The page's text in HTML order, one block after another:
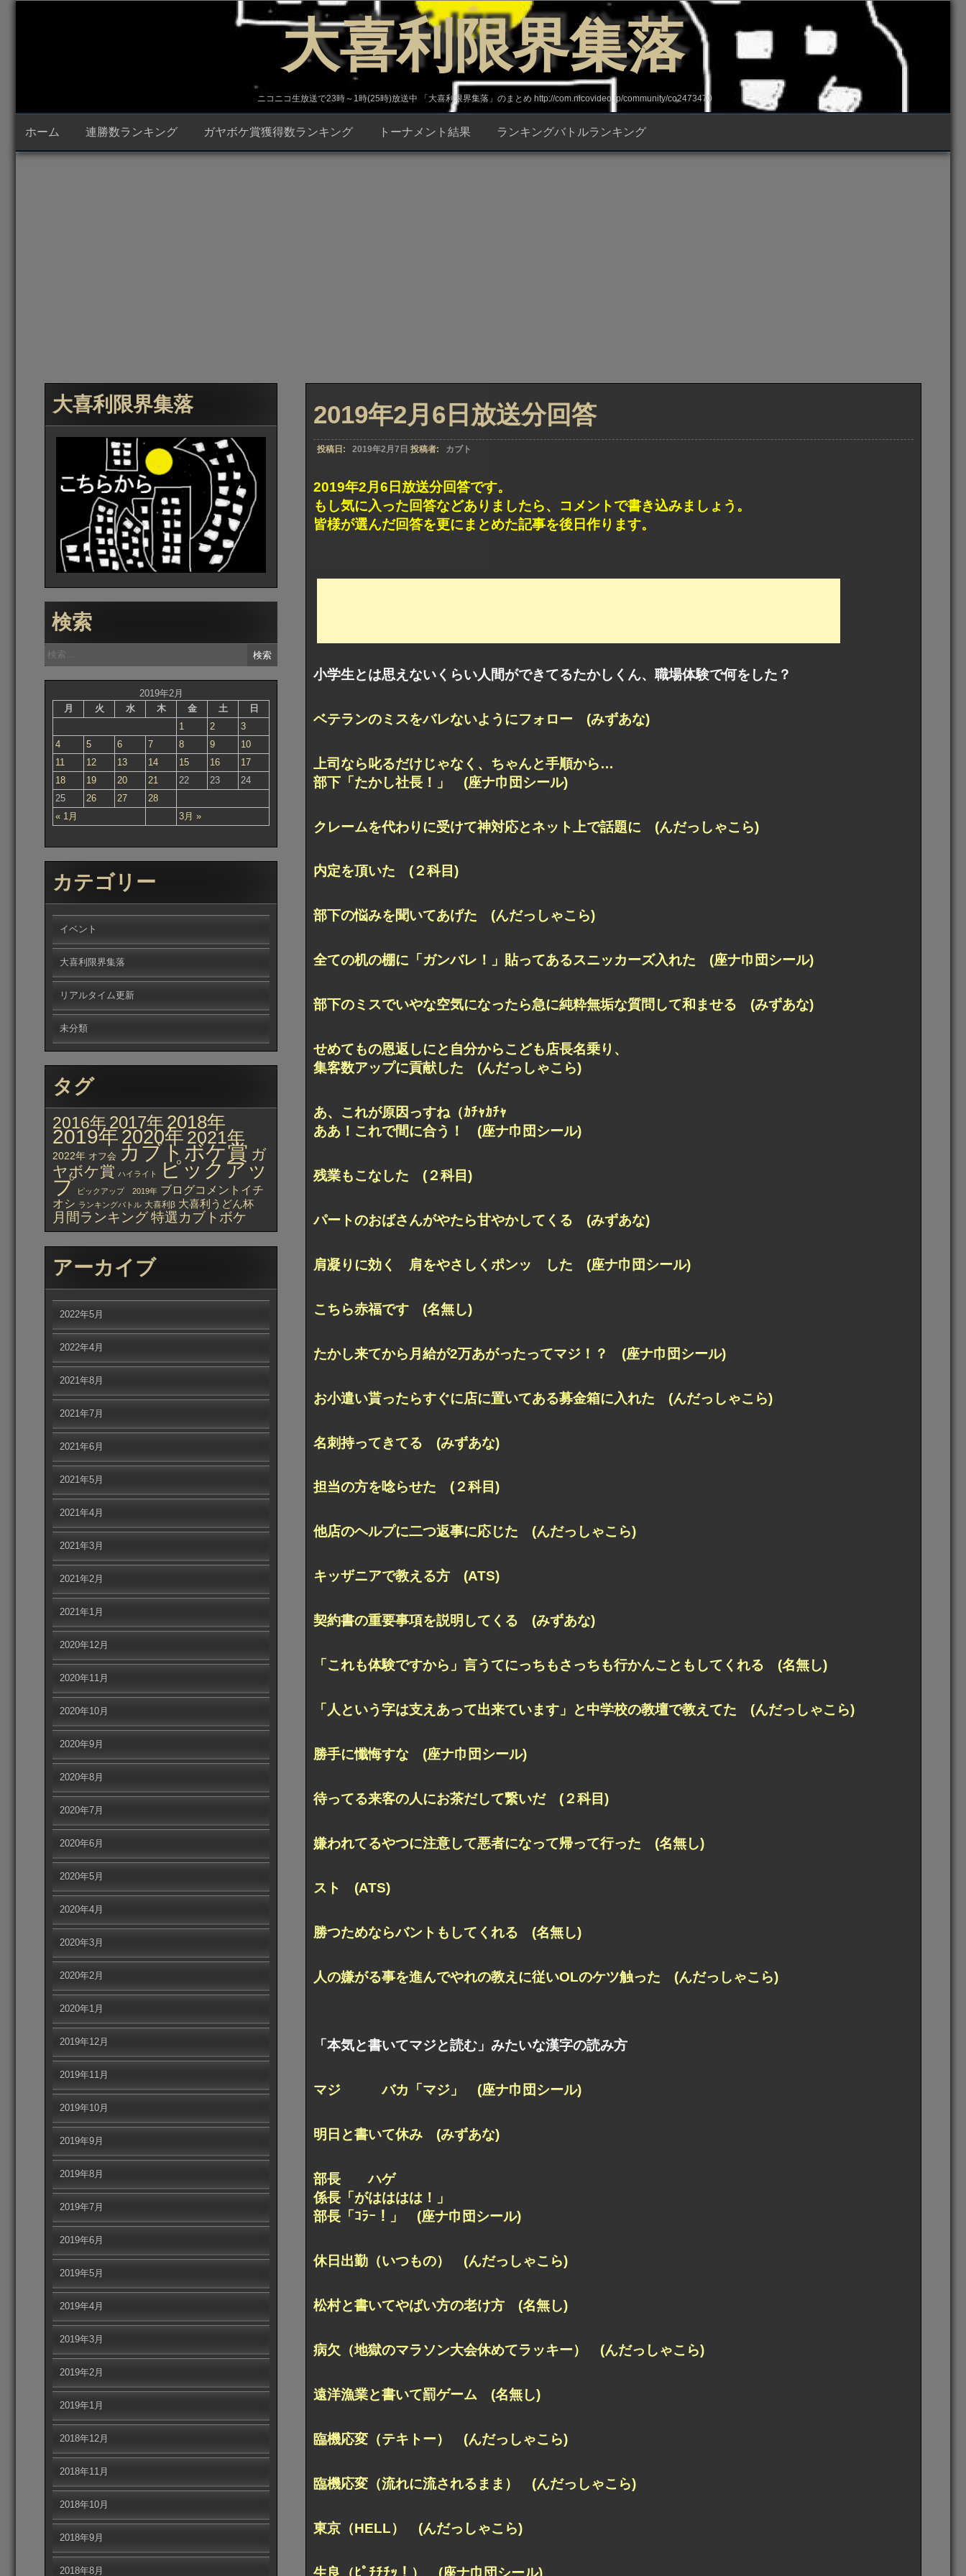
プ
大喜利限界集落
ニコニコ生放送で23時～1時(25時)放送中 「大喜利限界集落」のまとめ http://com.nicovideo.jp/community/co2473470
ホーム 連勝数ランキング ガヤボケ賞獲得数ランキング トーナメント結果 ランキングバトルランキング
2019年2月6日放送分回答
投稿日: 2019年2月7日 投稿者: カブト
2019年2月6日放送分回答です。
もし気に入った回答などありましたら、コメントで書き込みましょう。
皆様が選んだ回答を更にまとめた記事を後日作ります。
小学生とは思えないくらい人間ができてるたかしくん、職場体験で何をした？
ベテランのミスをバレないようにフォロー (みずあな)
上司なら叱るだけじゃなく、ちゃんと手順から…
部下「たかし社長！」 (座ナ巾団シール)
クレームを代わりに受けて神対応とネット上で話題に (んだっしゃこら)
内定を頂いた (２科目)
部下の悩みを聞いてあげた (んだっしゃこら)
全ての机の棚に「ガンバレ！」貼ってあるスニッカーズ入れた (座ナ巾団シール)
部下のミスでいやな空気になったら急に純粋無垢な質問して和ませる (みずあな)
せめてもの恩返しにと自分からこども店長名乗り、
集客数アップに貢献した (んだっしゃこら)
あ、これが原因っすね（ｶﾁｬｶﾁｬ
ああ！これで間に合う！ (座ナ巾団シール)
残業もこなした (２科目)
パートのおばさんがやたら甘やかしてくる (みずあな)
肩凝りに効く 肩をやさしくポンッ した (座ナ巾団シール)
こちら赤福です (名無し)
たかし来てから月給が2万あがったってマジ！？ (座ナ巾団シール)
お小遣い貰ったらすぐに店に置いてある募金箱に入れた (んだっしゃこら)
名刺持ってきてる (みずあな)
担当の方を唸らせた (２科目)
他店のヘルプに二つ返事に応じた (んだっしゃこら)
キッザニアで教える方 (ATS)
契約書の重要事項を説明してくる (みずあな)
「これも体験ですから」言うてにっちもさっちも行かんこともしてくれる (名無し)
「人という字は支えあって出来ています」と中学校の教壇で教えてた (んだっしゃこら)
勝手に懺悔すな (座ナ巾団シール)
待ってる来客の人にお茶だして繋いだ (２科目)
嫌われてるやつに注意して悪者になって帰って行った (名無し)
スト (ATS)
勝つためならバントもしてくれる (名無し)
人の嫌がる事を進んでやれの教えに従いOLのケツ触った (んだっしゃこら)
「本気と書いてマジと読む」みたいな漢字の読み方
マジ バカ「マジ」 (座ナ巾団シール)
明日と書いて休み (みずあな)
部長 ハゲ
係長「がはははは！」
部長「ｺﾗｰ！」 (座ナ巾団シール)
休日出勤（いつもの） (んだっしゃこら)
松村と書いてやばい方の老け方 (名無し)
病欠（地獄のマラソン大会休めてラッキー） (んだっしゃこら)
遠洋漁業と書いて罰ゲーム (名無し)
臨機応変（テキトー） (んだっしゃこら)
臨機応変（流れに流されるまま） (んだっしゃこら)
東京（HELL） (んだっしゃこら)
生良（ﾋﾟﾁﾁﾁｯ！） (座ナ巾団シール)
大喜利限界集落
検索
検
索:
2019年2月
月
火 水 木 金 土 日
« 1月 3月 »
1 2
3
4
5 6 7 8 9
10
11
12 13 14 15 16
17
18
19 20 21 22 23
24
25
26 27 28
カテゴリー
イベント
大喜利限界集落
リアルタイム更新
未分類
タグ
2016年 2017年 2018年
2019年2020年 2021年
2022年 オフ会 カブトボケ賞 ガ
ヤボケ賞 ハイライト ピックアッ
プ ピックアップ 2019年 ブログコメントイチ
オシ ランキングバトル 大喜利β 大喜利うどん杯
月間ランキング特選カブトボケ
アーカイブ
2022年5月
2022年4月
2021年8月
2021年7月
2021年6月
2021年5月
2021年4月
2021年3月
2021年2月
2021年1月
2020年12月
2020年11月
2020年10月
2020年9月
2020年8月
2020年7月
2020年6月
2020年5月
2020年4月
2020年3月
2020年2月
2020年1月
2019年12月
2019年11月
2019年10月
2019年9月
2019年8月
2019年7月
2019年6月
2019年5月
2019年4月
2019年3月
2019年2月
2019年1月
2018年12月
2018年11月
2018年10月
2018年9月
2018年8月